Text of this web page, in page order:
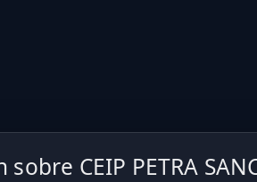
CEIP PETRA